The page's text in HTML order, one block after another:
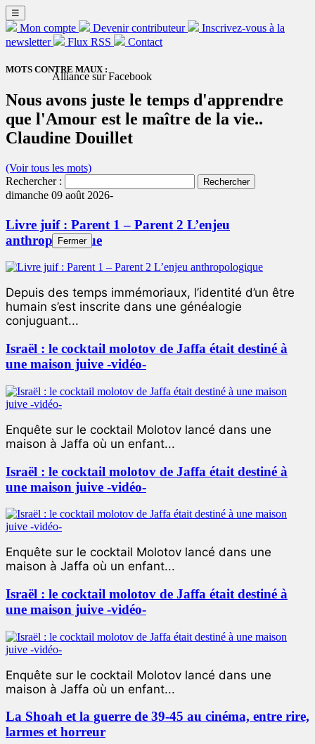
☰
Mon compte Devenir contributeur
Inscrivez-vous à la
newsletter
Flux RSS Contact
MOTS CONTRE MAUX :
Nous avons juste le temps d'apprendre
que l'Amour est le maître de la vie..
Claudine Douillet
(Voir tous les mots)
Rechercher :
dimanche 09 août 2026-
Livre juif : Parent 1 – Parent 2 L’enjeu
anthropologique
Depuis des temps immémoriaux, l’identité d’un être
humain s’est inscrite dans une généalogie
conjuguant...
Israël : le cocktail molotov de Jaffa était destiné à
une maison juive -vidéo-
Enquête sur le cocktail Molotov lancé dans une
maison à Jaffa où un enfant...
Israël : le cocktail molotov de Jaffa était destiné à
une maison juive -vidéo-
Enquête sur le cocktail Molotov lancé dans une
maison à Jaffa où un enfant...
Israël : le cocktail molotov de Jaffa était destiné à
une maison juive -vidéo-
Enquête sur le cocktail Molotov lancé dans une
maison à Jaffa où un enfant...
La Shoah et la guerre de 39-45 au cinéma, entre rire,
larmes et horreur
Alliance sur Facebook
Fermer